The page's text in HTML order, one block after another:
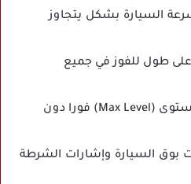
السيارة بشكل يتجاوز
طول للفوز في جميع
ترقية المحرك لأقصى مستوى (Max Level) فورا دون
بوق السيارة وإشارات الشرطة